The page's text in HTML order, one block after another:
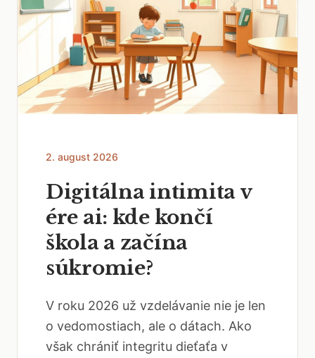
2. august 2026
Digitálna intimita v
ére ai: kde končí
škola a začína
súkromie?
V roku 2026 už vzdelávanie nie je len
o vedomostiach, ale o dátach. Ako
však chrániť integritu dieťaťa v